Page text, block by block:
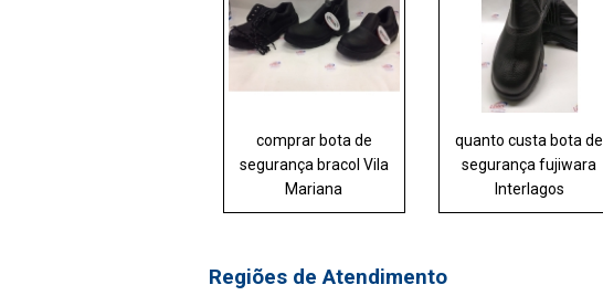
comprar bota de
segurança bracol Vila
Mariana
quanto custa bota de
segurança fujiwara
Interlagos
Regiões de Atendimento